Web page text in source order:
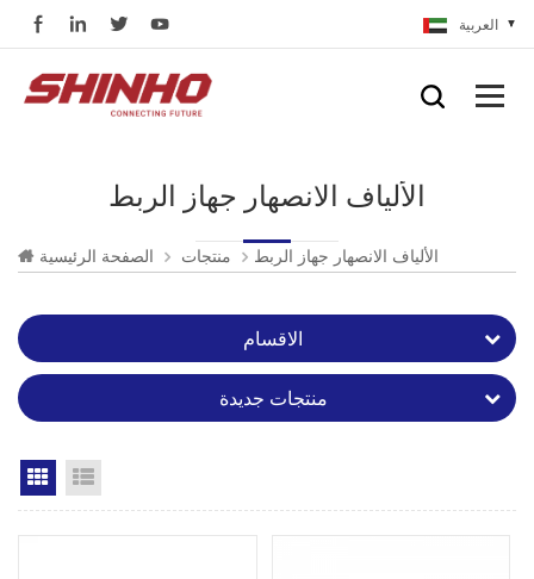
العربية
الألياف الانصهار جهاز الربط
الصفحة الرئيسية منتجات الألياف الانصهار جهاز الربط
الاقسام
منتجات جديدة
Grid View